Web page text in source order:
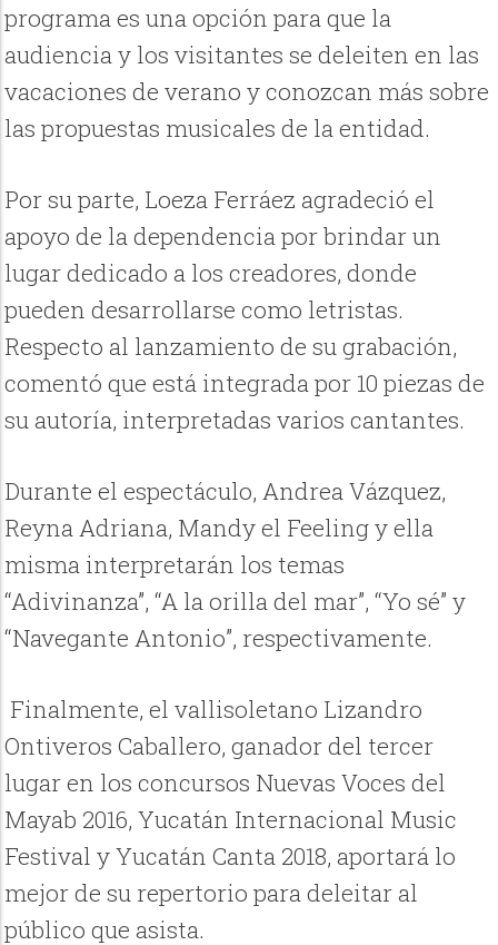
programa es una opción para que la
audiencia y los visitantes se deleiten en las
vacaciones de verano y conozcan más sobre
las propuestas musicales de la entidad.
Por su parte, Loeza Ferráez agradeció el
apoyo de la dependencia por brindar un
lugar dedicado a los creadores, donde
pueden desarrollarse como letristas.
Respecto al lanzamiento de su grabación,
comentó que está integrada por 10 piezas de
su autoría, interpretadas varios cantantes.
Durante el espectáculo, Andrea Vázquez,
Reyna Adriana, Mandy el Feeling y ella
misma interpretarán los temas
“Adivinanza”, “A la orilla del mar”, “Yo sé” y
“Navegante Antonio”, respectivamente.
Finalmente, el vallisoletano Lizandro
Ontiveros Caballero, ganador del tercer
lugar en los concursos Nuevas Voces del
Mayab 2016, Yucatán Internacional Music
Festival y Yucatán Canta 2018, aportará lo
mejor de su repertorio para deleitar al
público que asista.